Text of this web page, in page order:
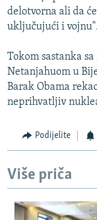
POPLAVE I KLIZIŠTA U
TV LIBERTY
POST SCRIPTUM
MOJA EVROPA
TRI DECENIJE OD RATA
NASTANAK I RASPAD
Sve RFE/RL
delotvorna ali da
uključujući i
Tokom sastanka
Netanjahuom u
Barak Obama
neprihvatljiv
Podijelite
Više priča